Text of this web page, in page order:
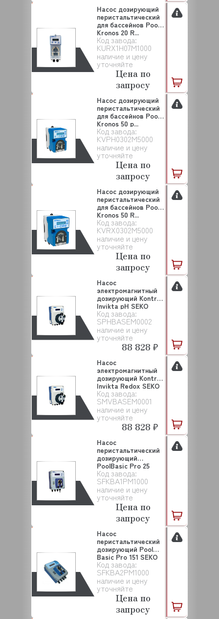
Код завода:
KURX1H07M1000
наличие и цену
уточняйте
Насос дозирующий
перистальтический
для бассейнов Pool
Kronos 20 R...
Цена по
запросу
Код завода:
KVPH0302M5000
наличие и цену
уточняйте
Насос дозирующий
перистальтический
для бассейнов Pool
Kronos 50 p...
Цена по
запросу
Код завода:
KVRX0302M5000
наличие и цену
уточняйте
Насос дозирующий
перистальтический
для бассейнов Pool
Kronos 50 R...
Цена по
запросу
Код завода:
SPHBASEM0002
наличие и цену
уточняйте
Насос
электромагнитный
дозирующий Kontrol
Invikta pH SEKO
(SPHBAS...
88 828 ₽
Код завода:
SMVBASEM0001
наличие и цену
уточняйте
Насос
электромагнитный
дозирующий Kontrol
Invikta Redox SEKO
(SMV...
88 828 ₽
Код завода:
SFKBA1PM1000
наличие и цену
уточняйте
Насос
перистальтический
дозирующий
PoolBasic Pro 25
SEKO (SFKBA1P...
Цена по
запросу
Код завода:
SFKBA2PM1000
наличие и цену
уточняйте
Насос
перистальтический
дозирующий Pool
Basic Pro 151 SEKO
(SFKBA...
Цена по
запросу